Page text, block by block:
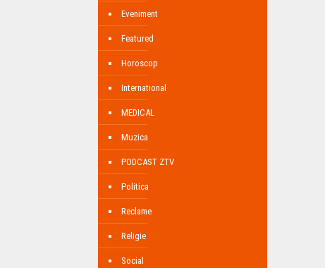
Eveniment
Featured
Horoscop
International
MEDICAL
Muzica
PODCAST ZTV
Politica
Reclame
Religie
Social